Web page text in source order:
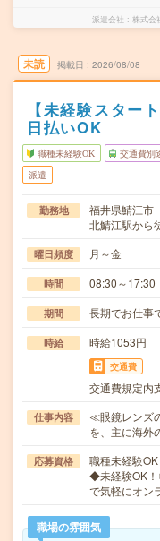
派遣会社 株式会
未読 掲載日 2026/08/08
【未経験スター
日払いOK
職種未経験OK 交通費別
派遣
勤務地
福井県鯖江市
北鯖江駅から
曜日頻度 月～金
時間 08:30～17:30
期間 長期でお仕事
時給 時給1053円
交通費
交通費規定内
仕事内容
≪眼鏡レンズ
を、主に海外
応募資格
職種未経験
◆未経験OK！
で気軽にオン
職場の雰囲気